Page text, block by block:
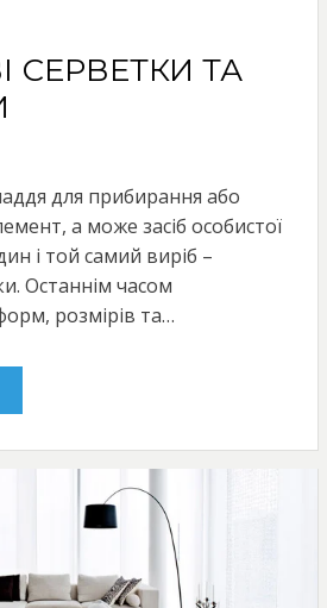
СЕРВЕТКИ ТА
для прибирання або
а може засіб особистої
і той самий виріб –
Останнім часом
розмірів та…